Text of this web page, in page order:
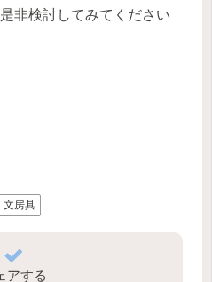
非検討してみてください
文房具
アする